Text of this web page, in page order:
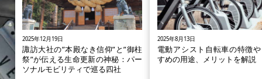
2025年12月19日
諏訪大社の”本殿なき信仰”と”御柱
祭”が伝える生命更新の神秘：パー
ソナルモビリティで巡る四社
2025年8月13日
電動アシスト自転車の特徴
すめの用途、メリットを解説